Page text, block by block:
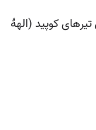
کوپید (الههٔ